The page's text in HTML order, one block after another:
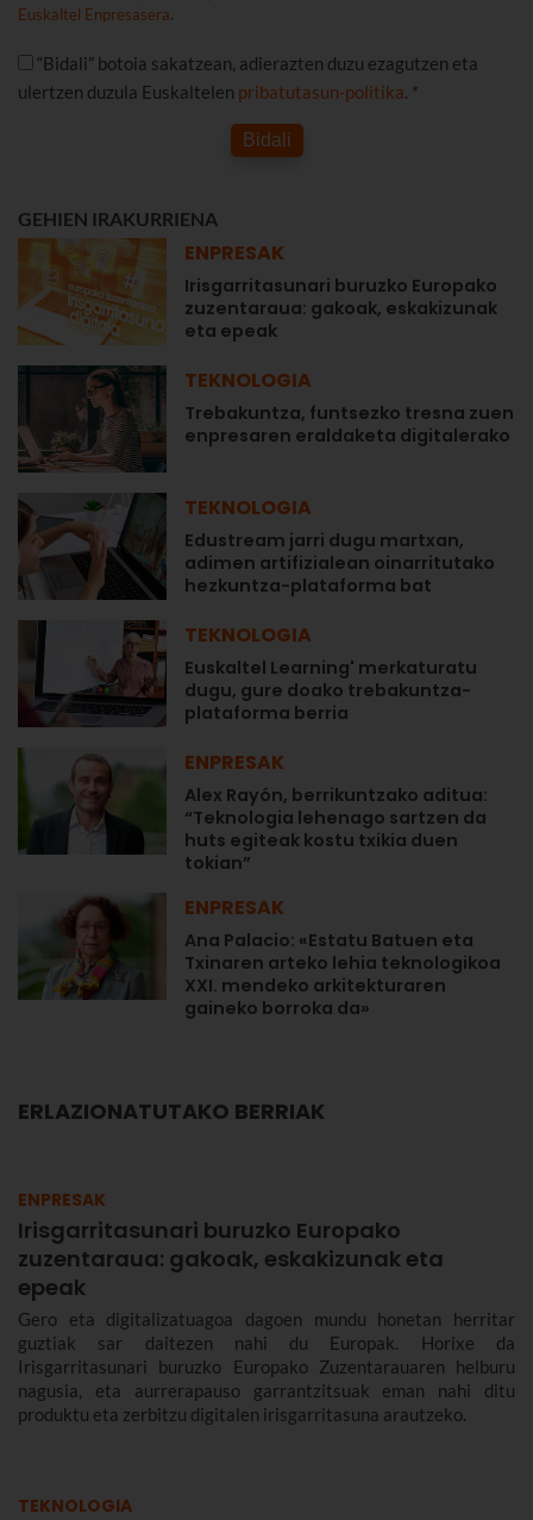
Euskaltel Enpresasera.
“Bidali” botoia sakatzean, adierazten duzu ezagutzen eta
ulertzen duzula Euskaltelen pribatutasun-politika. *
Bidali
GEHIEN IRAKURRIENA
ENPRESAK
Irisgarritasunari buruzko Europako
zuzentaraua: gakoak, eskakizunak
eta epeak
TEKNOLOGIA
Trebakuntza, funtsezko tresna zuen
enpresaren eraldaketa digitalerako
TEKNOLOGIA
Edustream jarri dugu martxan,
adimen artifizialean oinarritutako
hezkuntza-plataforma bat
TEKNOLOGIA
Euskaltel Learning' merkaturatu
dugu, gure doako trebakuntza-
plataforma berria
ENPRESAK
Alex Rayón, berrikuntzako aditua:
“Teknologia lehenago sartzen da
huts egiteak kostu txikia duen
tokian”
ENPRESAK
Ana Palacio: «Estatu Batuen eta
Txinaren arteko lehia teknologikoa
XXI. mendeko arkitekturaren
gaineko borroka da»
ERLAZIONATUTAKO BERRIAK
ENPRESAK
Irisgarritasunari buruzko Europako
zuzentaraua: gakoak, eskakizunak eta
epeak
Gero eta digitalizatuagoa dagoen mundu honetan herritar
guztiak sar daitezen nahi du Europak. Horixe da
Irisgarritasunari buruzko Europako Zuzentarauaren helburu
nagusia, eta aurrerapauso garrantzitsuak eman nahi ditu
produktu eta zerbitzu digitalen irisgarritasuna arautzeko.
TEKNOLOGIA